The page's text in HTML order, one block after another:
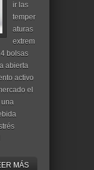
ir las
temper
aturas
extrem
bolsas
abierta
activo
el
una
MÁS